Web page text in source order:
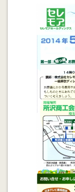
再び不良債権処
2012.12.09
金融円滑化法
と早期再生の出
2012.12.05
サービサー交流
口戦略として
2012.12.04
12月1日異業種
る会(LBS)】が
行政書士、司法
会員が参加して
し、一般市民の
年後見、離婚、